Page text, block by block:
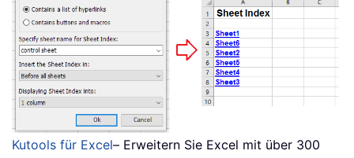
Kutools für Excel– Erweitern Sie Excel mit über 300